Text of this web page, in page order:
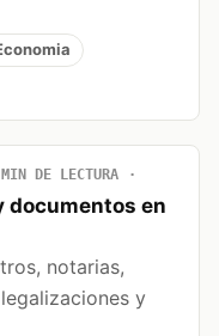
DE LECTURA
documentos en
notarias,
y